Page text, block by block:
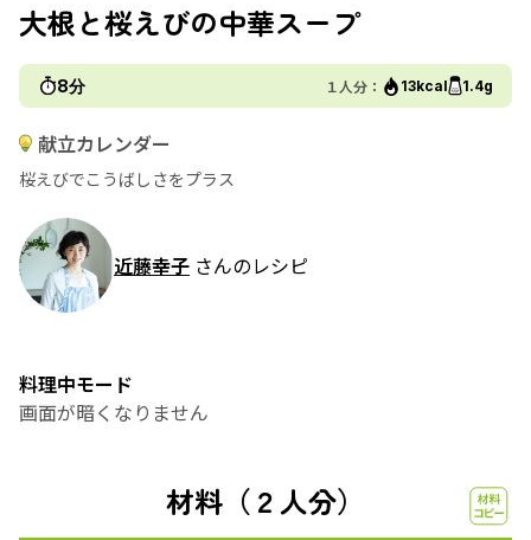
大根と桜えびの中華スープ
8分 １人分： 13kcal 1.4g
献立カレンダー
桜えびでこうばしさをプラス
近藤幸子 さんのレシピ
料理中モード
画面が暗くなりません
材料（２人分）